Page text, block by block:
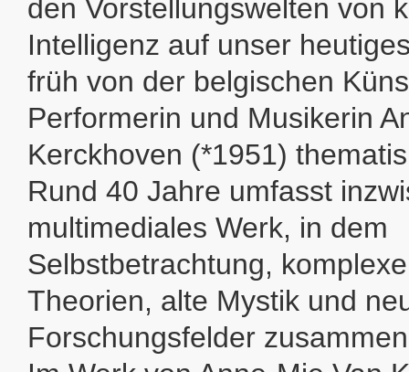
den Vorstellungswelten von
Intelligenz auf unser
früh von der belgischen
Performerin und Musikerin
Kerckhoven (*1951)
Rund 40 Jahre umfasst
multimediales Werk, in dem
Selbstbetrachtung,
Theorien, alte Mystik und
Forschungsfelder